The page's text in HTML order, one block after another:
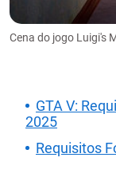
Cena do jogo Luigi's
GTA V:
2025
Requisitos